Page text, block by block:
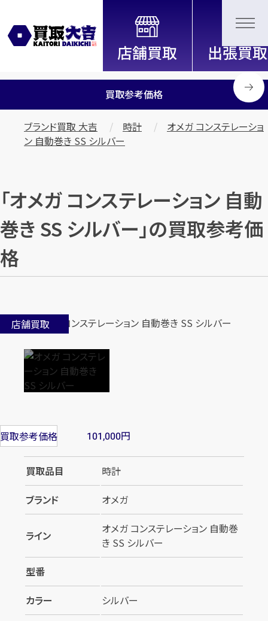
全国2200店舗以上展開中！
信頼と実績の買取専門店「買取大
吉」
買取参考価格
ブランド買取 大吉 時計
オメガ コンステレーショ
ン 自動巻き SS シルバー
「オメガ コンステレーション 自動
巻き SS シルバー」の買取参考価
格
店舗買取
買取参考価格 101,000円
買取品目
時計
ブランド
オメガ
ライン
オメガ コンステレーション 自動巻
き SS シルバー
型番
カラー
シルバー